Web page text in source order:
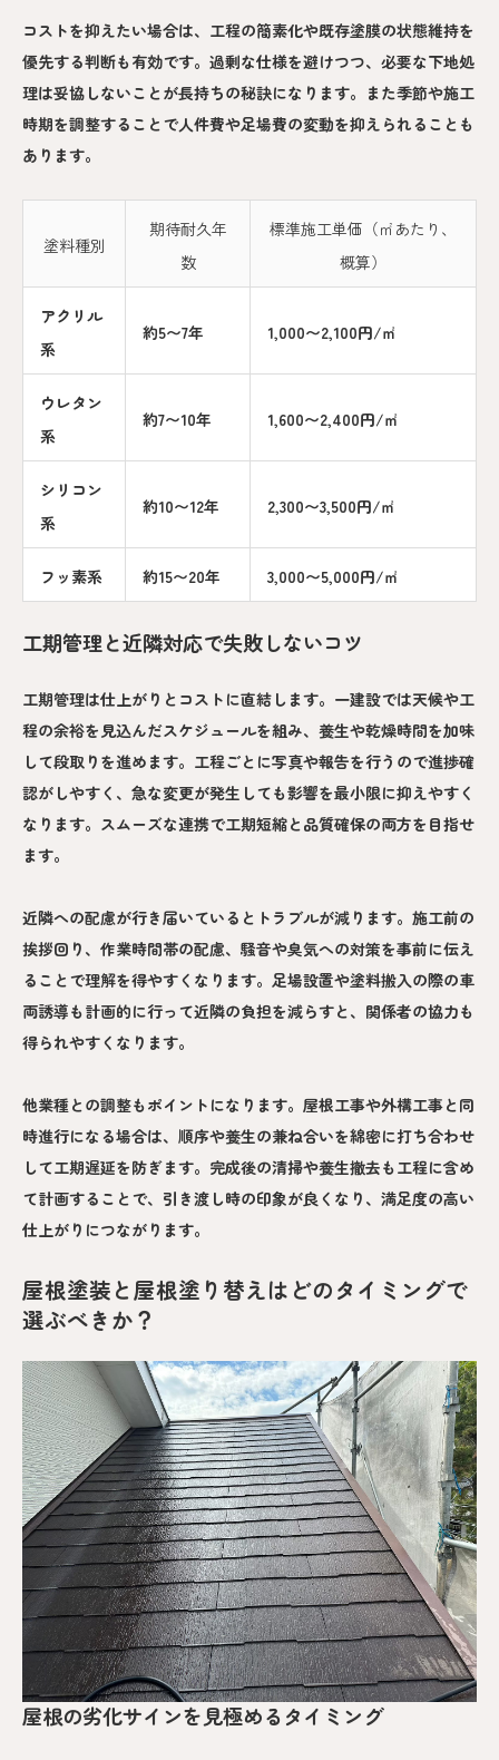
コストを抑えたい場合は、工程の簡素化や既存塗膜の状態維持を
優先する判断も有効です。過剰な仕様を避けつつ、必要な下地処
理は妥協しないことが長持ちの秘訣になります。また季節や施工
時期を調整することで人件費や足場費の変動を抑えられることも
あります。
塗料種別
期待耐久年
数
標準施工単価（㎡あたり、
概算）
アクリル
系
約5〜7年 1,000〜2,100円/㎡
ウレタン
系
約7〜10年 1,600〜2,400円/㎡
シリコン
系
約10〜12年 2,300〜3,500円/㎡
フッ素系 約15〜20年 3,000〜5,000円/㎡
工期管理と近隣対応で失敗しないコツ
工期管理は仕上がりとコストに直結します。一建設では天候や工
程の余裕を見込んだスケジュールを組み、養生や乾燥時間を加味
して段取りを進めます。工程ごとに写真や報告を行うので進捗確
認がしやすく、急な変更が発生しても影響を最小限に抑えやすく
なります。スムーズな連携で工期短縮と品質確保の両方を目指せ
ます。
近隣への配慮が行き届いているとトラブルが減ります。施工前の
挨拶回り、作業時間帯の配慮、騒音や臭気への対策を事前に伝え
ることで理解を得やすくなります。足場設置や塗料搬入の際の車
両誘導も計画的に行って近隣の負担を減らすと、関係者の協力も
得られやすくなります。
他業種との調整もポイントになります。屋根工事や外構工事と同
時進行になる場合は、順序や養生の兼ね合いを綿密に打ち合わせ
して工期遅延を防ぎます。完成後の清掃や養生撤去も工程に含め
て計画することで、引き渡し時の印象が良くなり、満足度の高い
仕上がりにつながります。
屋根塗装と屋根塗り替えはどのタイミングで
選ぶべきか？
屋根の劣化サインを見極めるタイミング